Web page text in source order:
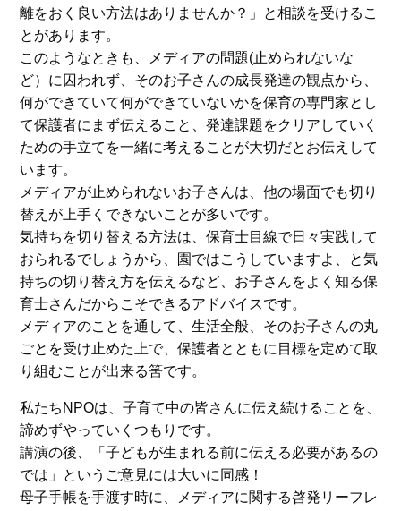
離をおく良い方法はありませんか？」と相談を受けるこ
とがあります。
このようなときも、メディアの問題(止められないな
ど）に囚われず、そのお子さんの成長発達の観点から、
何ができていて何ができていないかを保育の専門家とし
て保護者にまず伝えること、発達課題をクリアしていく
ための手立てを一緒に考えることが大切だとお伝えして
います。
メディアが止められないお子さんは、他の場面でも切り
替えが上手くできないことが多いです。
気持ちを切り替える方法は、保育士目線で日々実践して
おられるでしょうから、園ではこうしていますよ、と気
持ちの切り替え方を伝えるなど、お子さんをよく知る保
育士さんだからこそできるアドバイスです。
メディアのことを通して、生活全般、そのお子さんの丸
ごとを受け止めた上で、保護者とともに目標を定めて取
り組むことが出来る筈です。
私たちNPOは、子育て中の皆さんに伝え続けることを、
諦めずやっていくつもりです。
講演の後、「子どもが生まれる前に伝える必要があるの
では」というご意見には大いに同感！
母子手帳を手渡す時に、メディアに関する啓発リーフレ